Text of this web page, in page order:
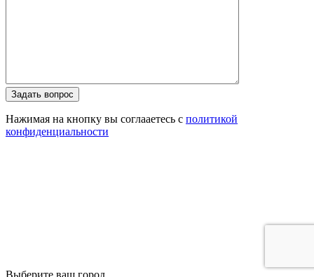
Задать вопрос
Нажимая на кнопку вы соглааетесь с политикой
конфиденциальности
Выберите ваш город